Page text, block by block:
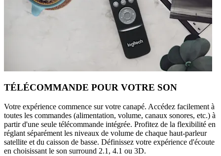
TÉLÉCOMMANDE POUR VOTRE SON
Votre expérience commence sur votre canapé. Accédez facilement à
toutes les commandes (alimentation, volume, canaux sonores, etc.) à
partir d'une seule télécommande intégrée. Profitez de la flexibilité en
réglant séparément les niveaux de volume de chaque haut-parleur
satellite et du caisson de basse. Définissez votre expérience d'écoute
en choisissant le son surround 2.1, 4.1 ou 3D.